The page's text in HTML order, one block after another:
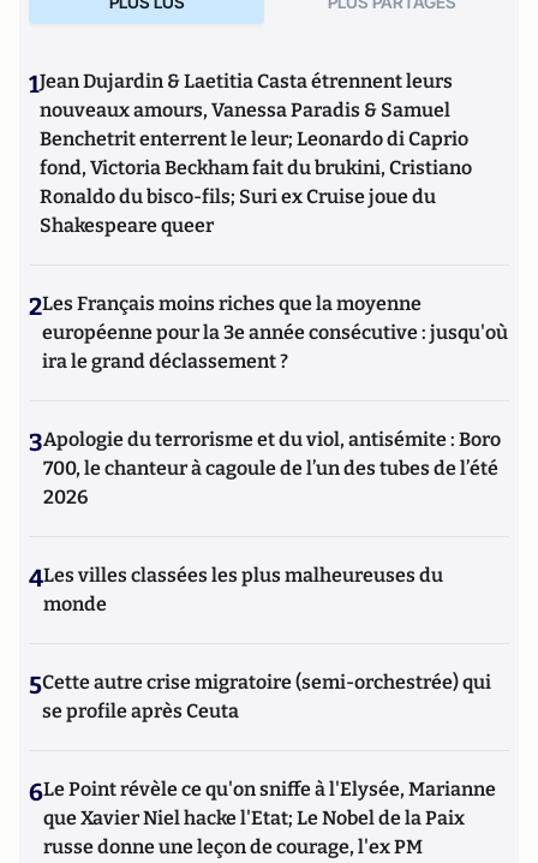
1Jean Dujardin & Laetitia Casta étrennent leurs
nouveaux amours, Vanessa Paradis & Samuel
Benchetrit enterrent le leur; Leonardo di Caprio
fond, Victoria Beckham fait du brukini, Cristiano
Ronaldo du bisco-fils; Suri ex Cruise joue du
Shakespeare queer
2Les Français moins riches que la moyenne
européenne pour la 3e année consécutive : jusqu'où
ira le grand déclassement ?
3Apologie du terrorisme et du viol, antisémite : Boro
700, le chanteur à cagoule de l’un des tubes de l’été
2026
4Les villes classées les plus malheureuses du
monde
5Cette autre crise migratoire (semi-orchestrée) qui
se profile après Ceuta
6Le Point révèle ce qu'on sniffe à l'Elysée, Marianne
que Xavier Niel hacke l'Etat; Le Nobel de la Paix
russe donne une leçon de courage, l'ex PM